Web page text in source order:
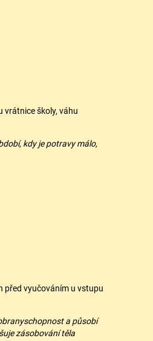
vrátnice školy, váhu
kdy je potravy málo,
před vyučováním u vstupu
a působí
zásobování těla